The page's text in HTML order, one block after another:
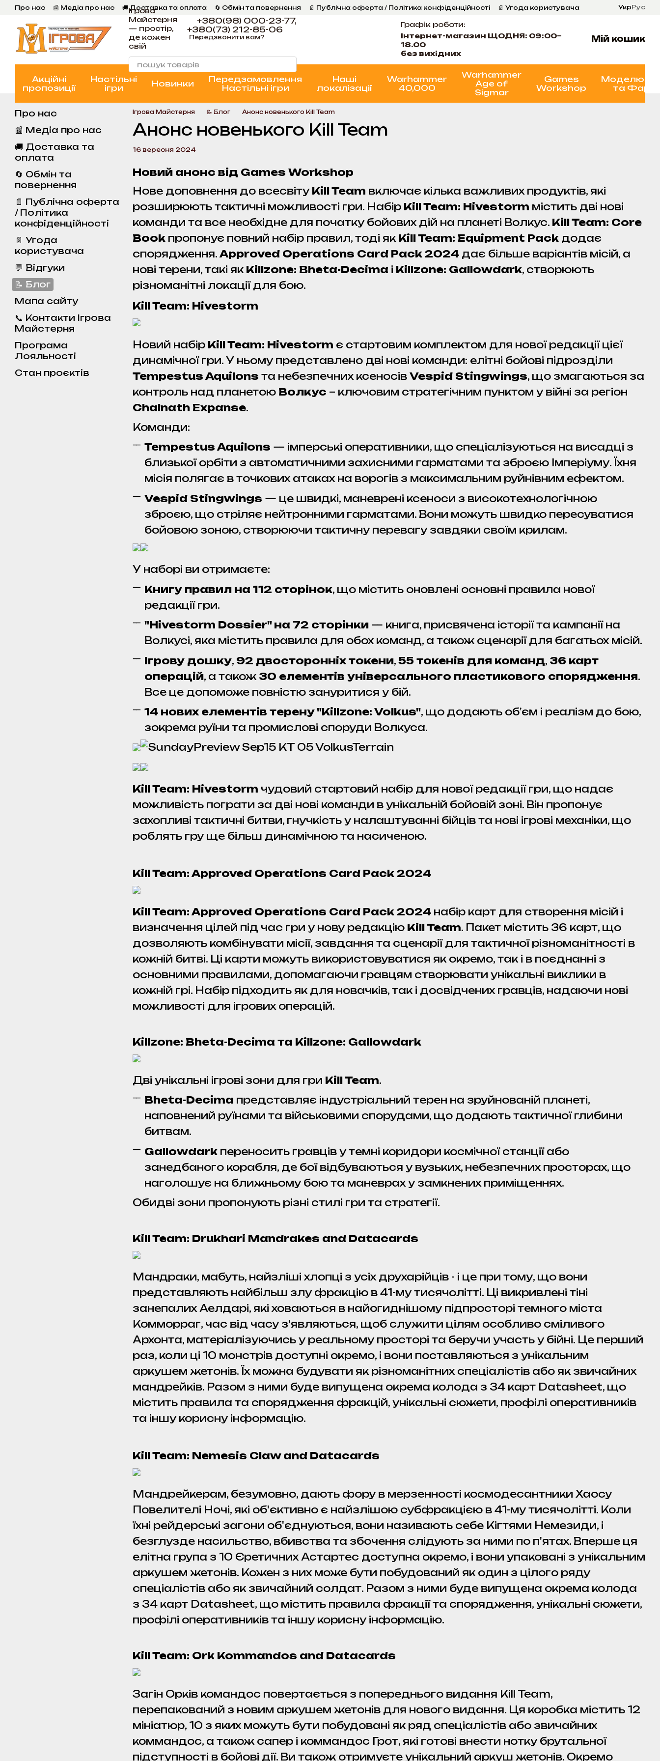
Перейти к основному контенту
Про нас 📰 Медіа про нас 🚚 Доставка та оплата 🔄 Обмін та повернення 📄 Публічна оферта / Політика конфіденційності
📄 Угода користувача
📞 Контакти Ігрова Майстерня Програма Лояльності
УкрРус
Ігрова
Майстерня
— простір,
де кожен
свій
+380(98) 000-23-77,
+380(73) 212-85-06
Передзвонити вам?
Графік роботи:
Інтернет-магазин ЩОДНЯ: 09:00–
18.00
без вихідних
Мій кошик
Акційні
пропозиції
Настільні
ігри
Новинки
Передзамовлення
Настільні ігри
Наші
локалізації
Warhammer
40,000
Warhammer
Age of
Sigmar
Games
Workshop
та
Ігрова Майстерня 📝 Блог Анонс новенького Kill Team
Анонс новенького Kill Team
16 вересня 2024
Новий анонс від Games Workshop
Нове доповнення до всесвіту Kill Team включає кілька важливих продуктів, які
розширюють тактичні можливості гри. Набір Kill Team: Hivestorm містить дві нові
команди та все необхідне для початку бойових дій на планеті Волкус. Kill Team: Core
Book пропонує повний набір правил, тоді як Kill Team: Equipment Pack додає
спорядження.Approved Operations Card Pack 2024 дає більше варіантів місій, а
нові терени, такі як Killzone: Bheta-Decima і Killzone: Gallowdark, створюють
різноманітні локації для бою.
Kill Team: Hivestorm
Новий набір Kill Team: Hivestorm є стартовим комплектом для нової редакції цієї
динамічної гри. У ньому представлено дві нові команди: елітні бойові підрозділи
Tempestus Aquilons та небезпечних ксеносів Vespid Stingwings, що змагаються за
контроль над планетою Волкус – ключовим стратегічним пунктом у війні за регіон
Chalnath Expanse.
Команди:
Tempestus Aquilons — імперські оперативники, що спеціалізуються на висадці з
близької орбіти з автоматичними захисними гарматами та зброєю Імперіуму. Їхня
місія полягає в точкових атаках на ворогів з максимальним руйнівним ефектом.
Vespid Stingwings — це швидкі, маневрені ксеноси з високотехнологічною
зброєю, що стріляє нейтронними гарматами. Вони можуть швидко пересуватися
бойовою зоною, створюючи тактичну перевагу завдяки своїм крилам.
У наборі ви отримаєте:
Книгу правил на 112 сторінок, що містить оновлені основні правила нової
редакції гри.
"Hivestorm Dossier" на 72 сторінки — книга, присвячена історії та кампанії на
Волкусі, яка містить правила для обох команд, а також сценарії для багатьох місій.
Ігрову дошку, 92 двосторонніх токени, 55 токенів для команд, 36 карт
операцій, а також 30 елементів універсального пластикового спорядження.
Все це допоможе повністю зануритися у бій.
14 нових елементів терену "Killzone: Volkus", що додають об’єм і реалізм до бою,
зокрема руїни та промислові споруди Волкуса.
Kill Team: Hivestorm чудовий стартовий набір для нової редакції гри, що надає
можливість пограти за дві нові команди в унікальній бойовій зоні. Він пропонує
захопливі тактичні битви, гнучкість у налаштуванні бійців та нові ігрові механіки, що
роблять гру ще більш динамічною та насиченою.
Kill Team: Approved Operations Card Pack 2024
Kill Team: Approved Operations Card Pack 2024 набір карт для створення місій і
визначення цілей під час гри у нову редакцію Kill Team. Пакет містить 36 карт, що
дозволяють комбінувати місії, завдання та сценарії для тактичної різноманітності в
кожній битві. Ці карти можуть використовуватися як окремо, так і в поєднанні з
основними правилами, допомагаючи гравцям створювати унікальні виклики в
кожній грі. Набір підходить як для новачків, так і досвідчених гравців, надаючи нові
можливості для ігрових операцій.
Killzone: Bheta-Decima та Killzone: Gallowdark
Дві унікальні ігрові зони для гри Kill Team.
Bheta-Decima представляє індустріальний терен на зруйнованій планеті,
наповнений руїнами та військовими спорудами, що додають тактичної глибини
битвам.
Gallowdark переносить гравців у темні коридори космічної станції або
занедбаного корабля, де бої відбуваються у вузьких, небезпечних просторах, що
наголошує на ближньому бою та маневрах у замкнених приміщеннях.
Обидві зони пропонують різні стилі гри та стратегії.
Kill Team: Drukhari Mandrakes and Datacards
Мандраки, мабуть, найзліші хлопці з усіх друхарійців - і це при тому, що вони
представляють найбільш злу фракцію в 41-му тисячолітті. Ці викривлені тіні
занепалих Аелдарі, які ховаються в найогиднішому підпросторі темного міста
Комморраг, час від часу з'являються, щоб служити цілям особливо сміливого
Архонта, матеріалізуючись у реальному просторі та беручи участь у бійні. Це перший
раз, коли ці 10 монстрів доступні окремо, і вони поставляються з унікальним
аркушем жетонів. Їх можна будувати як різноманітних спеціалістів або як звичайних
мандрейків. Разом з ними буде випущена окрема колода з 34 карт Datasheet, що
містить правила та спорядження фракцій, унікальні сюжети, профілі оперативників
та іншу корисну інформацію.
Kill Team: Nemesis Claw and Datacards
Мандрейкерам, безумовно, дають фору в мерзенності космодесантники Хаосу
Повелителі Ночі, які об'єктивно є найзлішою субфракцією в 41-му тисячолітті. Коли
їхні рейдерські загони об'єднуються, вони називають себе Кігтями Немезиди, і
безглузде насильство, вбивства та збочення слідують за ними по п'ятах. Вперше ця
елітна група з 10 Єретичних Астартес доступна окремо, і вони упаковані з унікальним
аркушем жетонів. Кожен з них може бути побудований як один з цілого ряду
спеціалістів або як звичайний солдат. Разом з ними буде випущена окрема колода
з 34 карт Datasheet, що містить правила фракції та спорядження, унікальні сюжети,
профілі оперативників та іншу корисну інформацію.
Kill Team: Ork Kommandos and Datacards
Загін Орків командос повертається з попереднього видання Kill Team,
перепакований з новим аркушем жетонів для нового видання. Ця коробка містить 12
мініатюр, 10 з яких можуть бути побудовані як ряд спеціалістів або звичайних
коммандос, а також сапер і коммандос Грот, які готові внести нотку брутальної
підступності в бойові дії. Ви також отримуєте унікальний аркуш жетонів. Окремо
Про нас
📰 Медіа про нас
🚚 Доставка та
оплата
🔄 Обмін та
повернення
📄 Публічна оферта
/ Політика
конфіденційності
📄 Угода
користувача
💬 Відгуки
📝 Блог
Мапа сайту
📞 Контакти Ігрова
Майстерня
Програма
Лояльності
Стан проєктів